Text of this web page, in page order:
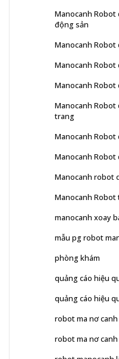
Manocanh
động sản
Manocanh
Manocanh
Manocanh
Manocanh
trang
Manocanh
Manocanh
Manocanh robot
Manocanh
manocanh xoay
mẫu pg robot
phòng khám
quảng cáo hiệu
quảng cáo hiệu
robot ma nơ
robot ma nơ